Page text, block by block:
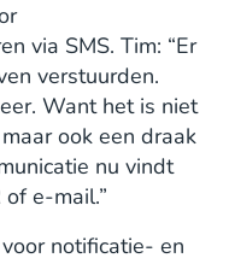
via SMS. Tim: “Er
verstuurden.
Want het is niet
ook een draak
nu vindt
e-mail.”
notificatie- en